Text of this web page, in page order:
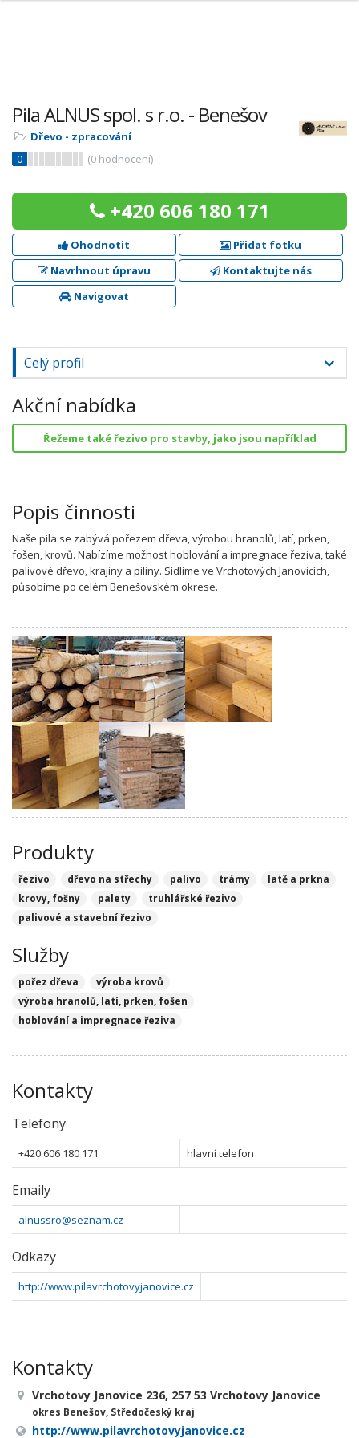
Pila ALNUS spol. s r.o. - Benešov
Dřevo - zpracování
0
(0 hodnocení)
+420 606 180 171
Ohodnotit
Přidat fotku
Navrhnout úpravu
Kontaktujte nás
Navigovat
Celý profil
Akční nabídka
Řežeme také řezivo pro stavby, jako jsou například
Popis činnosti
Naše pila se zabývá pořezem dřeva, výrobou hranolů, latí, prken,
fošen, krovů. Nabízíme možnost hoblování a impregnace řeziva, také
palivové dřevo, krajiny a piliny. Sídlíme ve Vrchotových Janovicích,
působíme po celém Benešovském okrese.
Produkty
řezivo dřevo na střechy palivo trámy
latě a prkna
krovy, fošny
palety
truhlářské řezivo
palivové a stavební řezivo
Služby
pořez dřeva
výroba krovů
výroba hranolů, latí, prken, fošen
hoblování a impregnace řeziva
Kontakty
Telefony
+420 606 180 171 hlavní telefon
Emaily
alnussro@seznam.cz
Odkazy
http://www.pilavrchotovyjanovice.cz
Kontakty
Vrchotovy Janovice 236, 257 53 Vrchotovy Janovice
okres Benešov, Středočeský kraj
http://www.pilavrchotovyjanovice.cz